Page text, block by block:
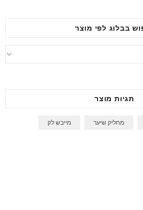
בבלוג לפי מוצר
תגיות מוצר
מחליק שיער מייבש לק